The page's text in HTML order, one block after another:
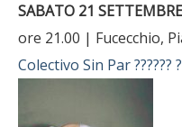
SABATO 21 SETTEMBRE
ore 21.00 | Fucecchio,
Colectivo Sin Par??????